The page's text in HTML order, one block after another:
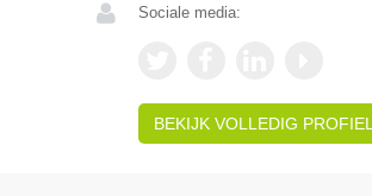
Sociale media:
BEKIJK VOLLEDIG PROFIEL